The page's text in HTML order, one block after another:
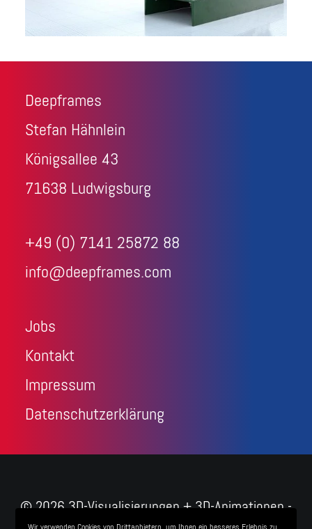
Deepframes
Stefan Hähnlein
Königsallee 43
71638 Ludwigsburg
+49 (0) 7141 25872 88
info@deepframes.com
Jobs
Kontakt
Impressum
Datenschutzerklärung
© 2026 3D-Visualisierungen + 3D-Animationen -